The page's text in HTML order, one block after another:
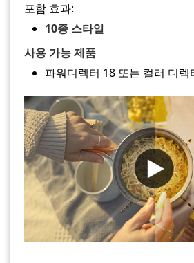
포함 효과:
10종 스타일
사용 가능 제품
파워디렉터 18 또는 컬러 디렉